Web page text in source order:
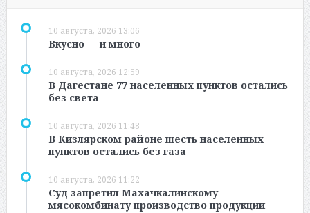
10 августа, 2026 13:06
Вкусно — и много
10 августа, 2026 12:59
В Дагестане 77 населенных пунктов остались
без света
10 августа, 2026 11:48
В Кизлярском районе шесть населенных
пунктов остались без газа
10 августа, 2026 11:22
Суд запретил Махачкалинскому
мясокомбинату производство продукции